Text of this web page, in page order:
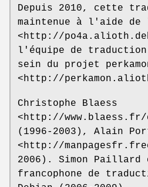
Depuis 2010, cette
maintenue à l'aide
<http://
l'équipe de traduction
sein du projet
<http://
Christophe Blaess
<http://www.blaess.fr/
(1996-2003), Alain
<http://
2006). Simon
francophone de